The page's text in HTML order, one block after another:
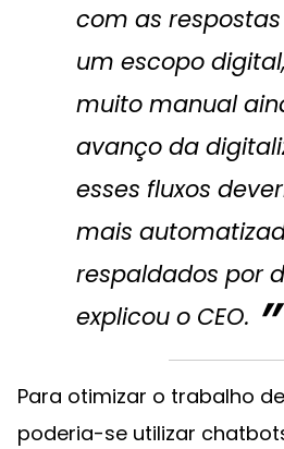
com as
um escopo
muito manual
avanço da
esses fluxos
mais
respaldados por
explicou o CEO.
Para otimizar o trabalho
poderia-se utilizar